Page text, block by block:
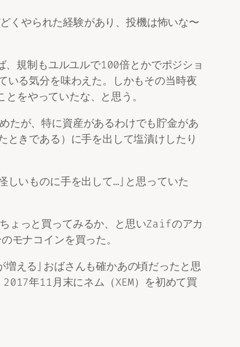
くやられた経験があり、投機は怖いな〜
規制もユルユルで100倍とかでポジショ
いる気分を味わえた。しかもその当時夜
をやっていたな、と思う。
たが、特に資産があるわけでも貯金があ
きである）に手を出して塩漬けしたり
いものに手を出して…」と思っていた
ょっと買ってみるか、と思いZaifのアカ
モナコインを買った。
える」おばさんも確かあの頃だったと思
年11月末にネム（XEM）を初めて買